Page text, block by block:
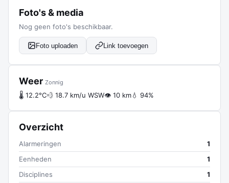
Foto's & media
Nog geen foto's beschikbaar.
Foto uploaden Link toevoegen
Weer Zonnig
🌡 12.2°C💨 18.7 km/u WSW👁 10 km💧 94%
Overzicht
Alarmeringen
1
Eenheden
1
Disciplines
1